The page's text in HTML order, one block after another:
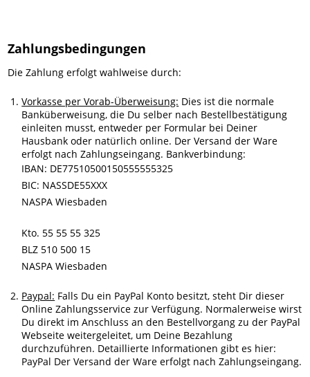
Zahlungsbedingungen
Die Zahlung erfolgt wahlweise durch:
Vorkasse per Vorab-Überweisung: Dies ist die normale
Banküberweisung, die Du selber nach Bestellbestätigung
einleiten musst, entweder per Formular bei Deiner
Hausbank oder natürlich online. Der Versand der Ware
erfolgt nach Zahlungseingang. Bankverbindung:
IBAN: DE77510500150555555325
BIC: NASSDE55XXX
NASPA Wiesbaden
Kto. 55 55 55 325
BLZ 510 500 15
NASPA Wiesbaden
Paypal: Falls Du ein PayPal Konto besitzt, steht Dir dieser
Online Zahlungsservice zur Verfügung. Normalerweise wirst
Du direkt im Anschluss an den Bestellvorgang zu der PayPal
Webseite weitergeleitet, um Deine Bezahlung
durchzuführen. Detaillierte Informationen gibt es hier:
PayPal Der Versand der Ware erfolgt nach Zahlungseingang.